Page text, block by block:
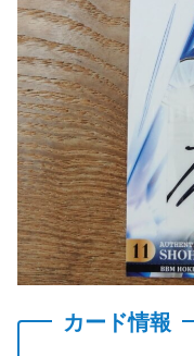
カード情報